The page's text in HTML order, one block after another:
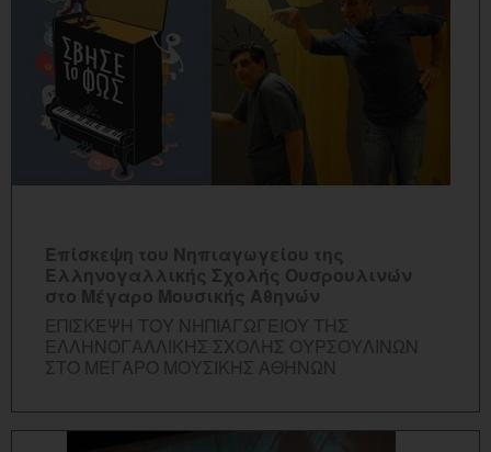
Επίσκεψη του Νηπιαγωγείου της
Ελληνογαλλικής Σχολής Ουσρουλινών
στο Μέγαρο Μουσικής Αθηνών
ΕΠΙΣΚΕΨΗ ΤΟΥ ΝΗΠΙΑΓΩΓΕΙΟΥ ΤΗΣ
ΕΛΛΗΝΟΓΑΛΛΙΚΗΣ ΣΧΟΛΗΣ ΟΥΡΣΟΥΛΙΝΩΝ
ΣΤΟ ΜΕΓΑΡΟ ΜΟΥΣΙΚΗΣ ΑΘΗΝΩΝ